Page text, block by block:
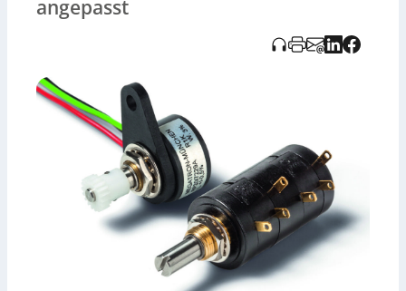
Zudem stehen verschiedene Anschlussoptionen wie
Wahl. Hinweis: Die Audioaufnahme wurde KI-generiert
angepasst